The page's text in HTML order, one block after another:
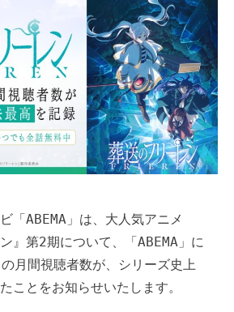
「ABEMA」は、大人気アニメ
』第2期について、「ABEMA」に
月間視聴者数が、シリーズ史上
ことをお知らせいたします。